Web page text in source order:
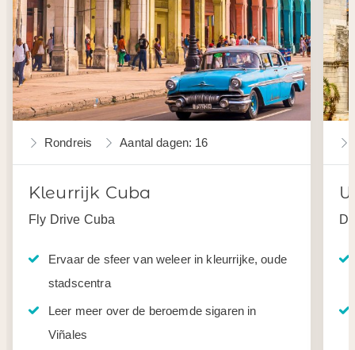
Rondreis Aantal dagen: 16
Kleurrijk Cuba
Fly Drive Cuba
Ervaar de sfeer van weleer in kleurrijke, oude
stadscentra
Leer meer over de beroemde sigaren in
Viñales